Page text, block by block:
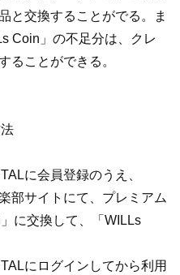
と交換することがでる。ま
Coin」の不足分は、クレ
ることができる。
に会員登録のうえ、
部サイトにて、プレミアム
に交換して、「WILLs
にログインしてから利用